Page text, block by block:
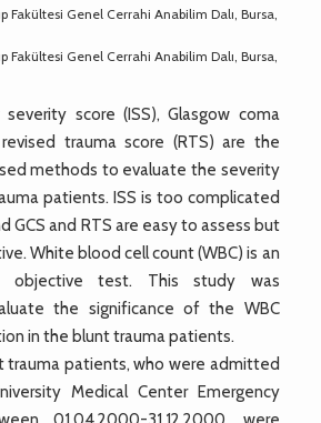
Fakültesi Genel Cerrahi Anabilim Dalı, Bursa,
Fakültesi Genel Cerrahi Anabilim Dalı, Bursa,
severity score (ISS), Glasgow coma
trauma score (RTS) are the
methods to evaluate the severity
patients. ISS is too complicated
GCS and RTS are easy to assess but
White blood cell count (WBC) is an
objective test. This study was
the significance of the WBC
in the blunt trauma patients.
trauma patients, who were admitted
Medical Center Emergency